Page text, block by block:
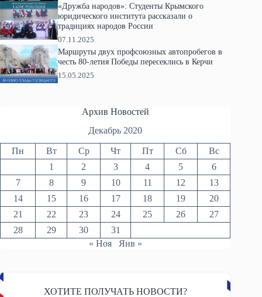
«Дружба народов»: Студенты Крымского
юридического института рассказали о
традициях народов России
07.11.2025
Маршруты двух профсоюзных автопробегов в
честь 80-летия Победы пересеклись в Керчи
15.05.2025
Архив Новостей
Декабрь 2020
Пн Вт Ср Чт Пт Сб
Вс
1
2 3 4 5
6
7
8 9 10 11 12
13
14
15 16 17 18 19
20
21
22 23 24 25 26
27
28
29 30
31
« Ноя
Янв »
ХОТИТЕ ПОЛУЧАТЬ НОВОСТИ?